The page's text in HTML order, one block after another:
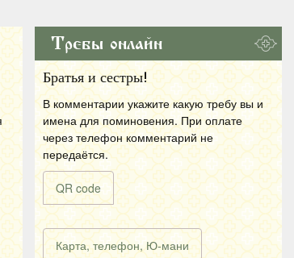
Требы онлайн
Братья и сестры!
В комментарии укажите какую требу вы и
имена для поминовения. При оплате
через телефон комментарий не
передаётся.
QR code
Карта, телефон, Ю-мани